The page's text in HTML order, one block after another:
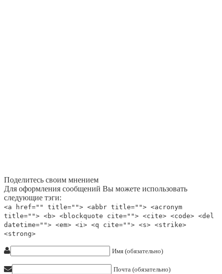
Поделитесь своим мнением
Для оформления сообщений Вы можете использовать
следующие тэги:
<a href="" title=""> <abbr title=""> <acronym
title=""> <b> <blockquote cite=""> <cite> <code> <del
datetime=""> <em> <i> <q cite=""> <s> <strike>
<strong>
Имя (обязательно)
Почта (обязательно)